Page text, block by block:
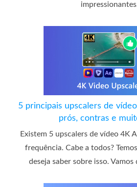
5 principais upscalers de
prós, contras e
Existem 5 upscalers de vídeo 4K
frequência. Cabe a todos?
deseja saber sobre isso. Vamos